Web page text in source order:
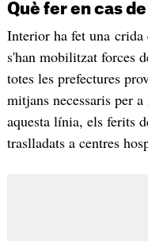
Què fer en cas
Interior ha fet una crida
s'han mobilitzat forces
totes les prefectures
mitjans necessaris per
aquesta línia, els ferits
traslladats a centres